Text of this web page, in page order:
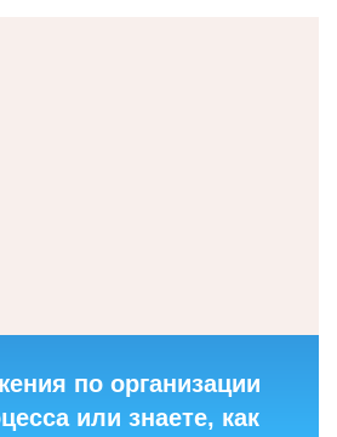
по организации
или знаете, как